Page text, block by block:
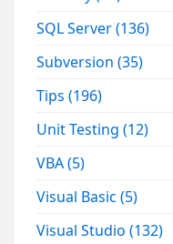
SQL Server(136)
Subversion(35)
Tips(196)
Unit Testing(12)
VBA(5)
Visual Basic(5)
Visual Studio(132)